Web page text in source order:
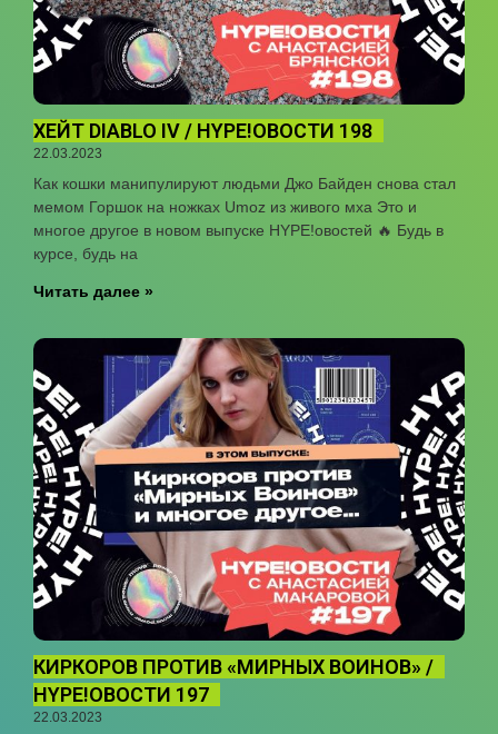
ХЕЙТ DIABLO IV / HYPE!ОВОСТИ 198
22.03.2023
Как кошки манипулируют людьми Джо Байден снова стал
мемом Горшок на ножках Umoz из живого мха Это и
многое другое в новом выпуске HYPE!овостей 🔥 Будь в
курсе, будь на
Читать далее »
КИРКОРОВ ПРОТИВ «МИРНЫХ ВОИНОВ» /
HYPE!ОВОСТИ 197
22.03.2023